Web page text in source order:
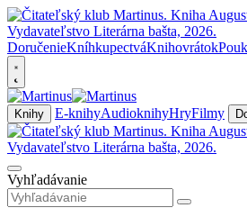
DoručenieKníhkupectváKnihovrátok
Knihy E-knihyAudioknihyHryFilmy
Vyhľadávanie